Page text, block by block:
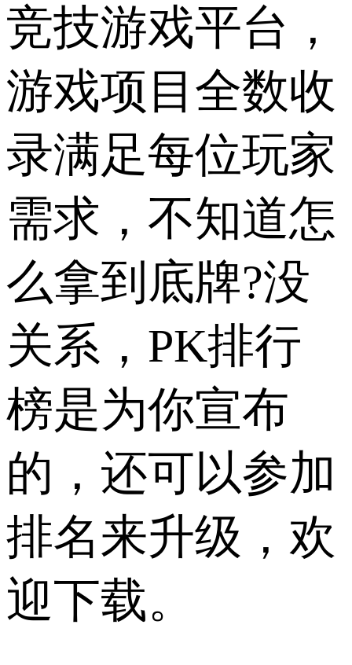
竞技游戏平台，
游戏项目全数收
录满足每位玩家
需求，不知道怎
么拿到底牌?没
关系，PK排行
榜是为你宣布
的，还可以参加
排名来升级，欢
迎下载。